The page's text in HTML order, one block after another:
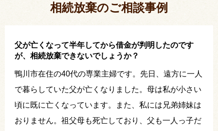
相続放棄のご相談事例
父が亡くなって半年してから借金が判明したのです
が、相続放棄できないでしょうか？
鴨川市在住の40代の専業主婦です。先日、遠方に一人
で暮らしていた父が亡くなりました。母は私が小さい
頃に既に亡くなっています。また、私には兄弟姉妹は
おりません。祖父母も死亡しており、父も一人っ子だ